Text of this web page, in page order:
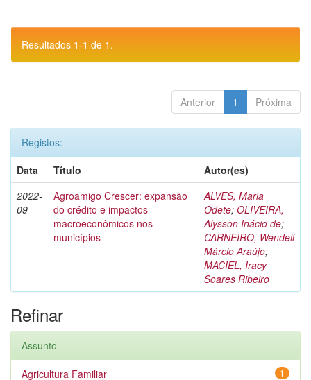
Resultados 1-1 de 1.
Anterior 1 Próxima
Registos:
Data
Título
Autor(es)
2022-
09
Agroamigo Crescer: expansão
do crédito e impactos
macroeconômicos nos
municípios
ALVES, Maria
Odete; OLIVEIRA,
Alysson Inácio de;
CARNEIRO, Wendell
Márcio Araújo;
MACIEL, Iracy
Soares Ribeiro
Refinar
Assunto
1
Agricultura Familiar